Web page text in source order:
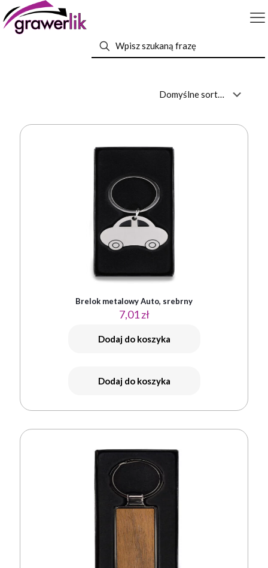
Brelok metalowy Auto, srebrny
7,01zł
Dodaj do koszyka
Dodaj do koszyka